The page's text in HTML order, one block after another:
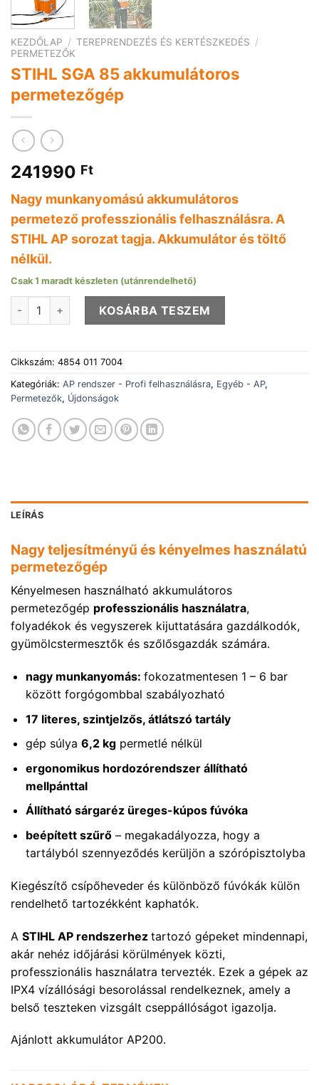
KEZDŐLAP / TEREPRENDEZÉS ÉS KERTÉSZKEDÉS /
PERMETEZŐK
STIHL SGA 85 akkumulátoros
permetezőgép
241990 Ft
Nagy munkanyomású akkumulátoros
permetező professzionális felhasználásra. A
STIHL AP sorozat tagja. Akkumulátor és töltő
nélkül.
Csak 1 maradt készleten (utánrendelhető)
STIHL SGA 85 akkumulátoros permetezőgép mennyiség
KOSÁRBA TESZEM
Cikkszám: 4854 011 7004
Kategóriák: AP rendszer - Profi felhasználásra, Egyéb - AP,
Permetezők, Újdonságok
LEÍRÁS
Nagy teljesítményű és kényelmes használatú
permetezőgép
Kényelmesen használható akkumulátoros
permetezőgép professzionális használatra,
folyadékok és vegyszerek kijuttatására gazdálkodók,
gyümölcstermesztők és szőlősgazdák számára.
nagy munkanyomás: fokozatmentesen 1 – 6 bar
között forgógombbal szabályozható
17 literes, szintjelzős, átlátszó tartály
gép súlya 6,2 kgpermetlé nélkül
ergonomikus hordozórendszer állítható
mellpánttal
Állítható sárgaréz üreges-kúpos fúvóka
beépített szűrő– megakadályozza, hogy a
tartályból szennyeződés kerüljön a szórópisztolyba
Kiegészítő csípőheveder és különböző fúvókák külön
rendelhető tartozékként kaphatók.
A STIHL AP rendszerhez tartozó gépeket mindennapi,
akár nehéz időjárási körülmények közti,
professzionális használatra tervezték. Ezek a gépek az
IPX4 vízállósági besorolással rendelkeznek, amely a
belső teszteken vizsgált cseppállóságot igazolja.
Ajánlott akkumulátor AP200.